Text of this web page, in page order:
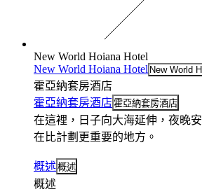
New World Hoiana Hotel
New World Hoiana Hotel New World
霍亞納套房酒店
霍亞納套房酒店 霍亞納套房酒店
在這裡，日子向大海延伸，夜晚
在比計劃更重要的地方。
概述概述
概述